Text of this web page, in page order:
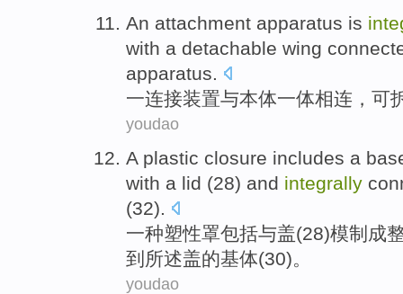
An attachment apparatus is
with a detachable wing
apparatus.
一连接装置与本体一体相连 ， 可
youdao
A plastic closure includes a
with a lid (28) and integrally
(32).
一种塑性罩包括与盖(28)模制成
到 所述盖的基体(30)。
youdao